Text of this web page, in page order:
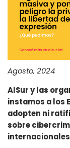
Agosto, 2024
AlSur y las
instamos a los
adopten ni
sobre